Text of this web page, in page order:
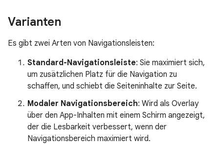
Varianten
Es gibt zwei Arten von Navigationsleisten:
Standard-Navigationsleiste: Sie maximiert sich,
um zusätzlichen Platz für die Navigation zu
schaffen, und schiebt die Seiteninhalte zur Seite.
Modaler Navigationsbereich: Wird als Overlay
über den App-Inhalten mit einem Schirm angezeigt,
der die Lesbarkeit verbessert, wenn der
Navigationsbereich maximiert wird.